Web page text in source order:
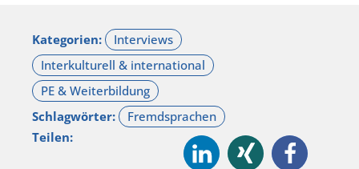
Kategorien:
Schlagwörter:
Teilen: